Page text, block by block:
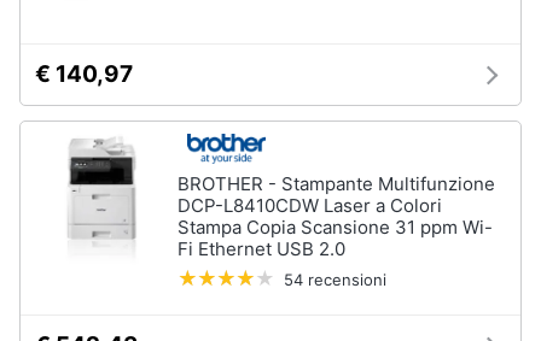
€ 140,97
BROTHER - Stampante Multifunzione
DCP-L8410CDW Laser a Colori
Stampa Copia Scansione 31 ppm Wi-
Fi Ethernet USB 2.0
54 recensioni